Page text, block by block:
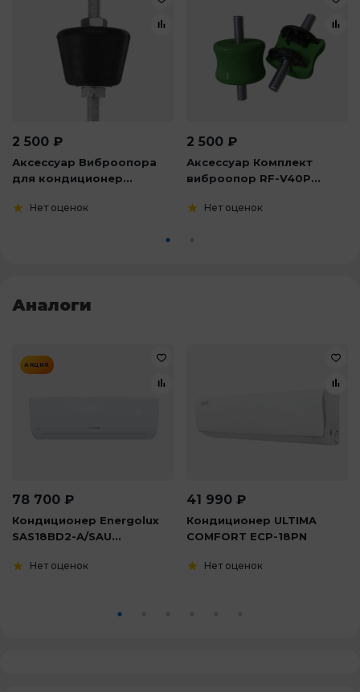
2 500 ₽
Аксессуар Виброопора
для кондиционер...
Нет оценок
2 500 ₽
Аксессуар Комплект
виброопор RF-V40P...
Нет оценок
Аналоги
АКЦИЯ
78 700 ₽
Кондиционер Energolux
SAS18BD2-A/SAU...
Нет оценок
41 990 ₽
Кондиционер ULTIMA
COMFORT ECP-18PN
Нет оценок